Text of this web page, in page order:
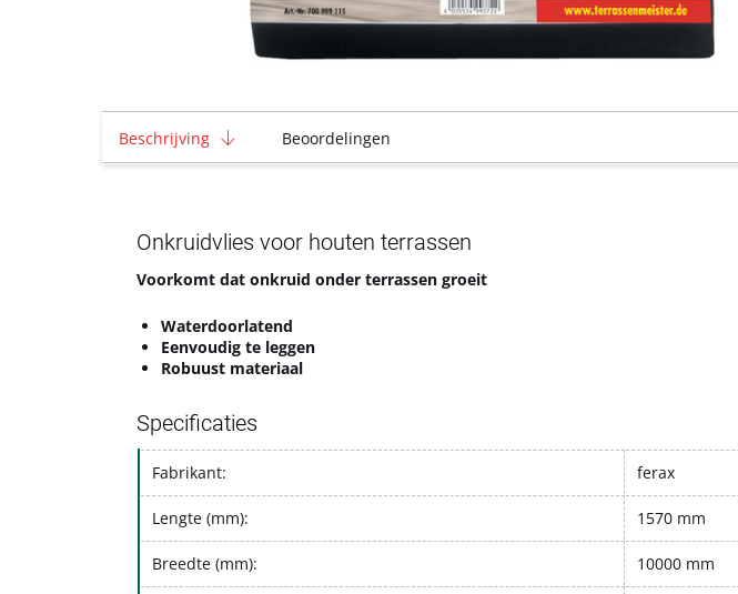
Beschrijving Beoordelingen
Onkruidvlies voor houten terrassen
Voorkomt dat onkruid onder terrassen groeit
Waterdoorlatend
Eenvoudig te leggen
Robuust materiaal
Specificaties
Fabrikant: ferax
Lengte (mm): 1570 mm
Breedte (mm): 10000 mm